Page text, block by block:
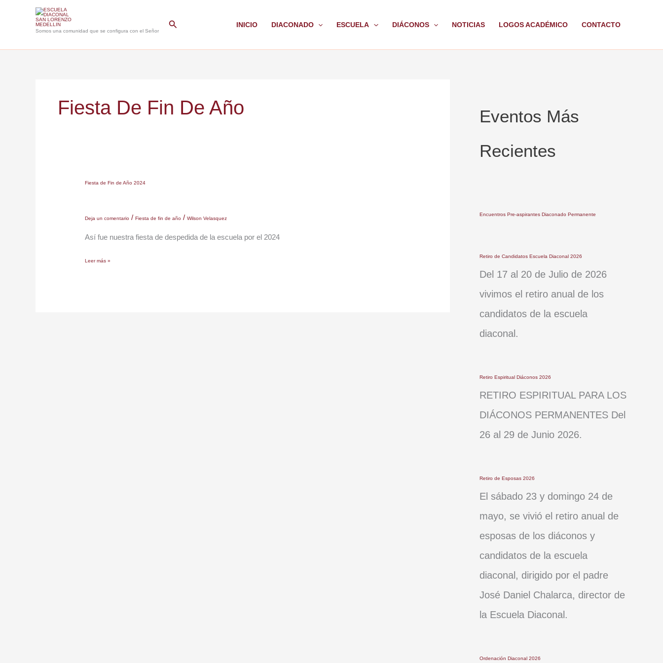
Somos una comunidad que se configura con el Señor
Buscar INICIO DIACONADO ESCUELA DIÁCONOS NOTICIAS LOGOS ACADÉMICO CONTACTO
Fiesta De Fin De Año
Fiesta de Fin de Año 2024
Deja un comentario /Fiesta de fin de año /Wilson Velasquez
Así fue nuestra fiesta de despedida de la escuela por el 2024
Fiesta
de
2024
Leer más »
Eventos Más
Recientes
Encuentros Pre-aspirantes Diaconado Permanente
Retiro de Candidatos Escuela Diaconal 2026
Del 17 al 20 de Julio de 2026
vivimos el retiro anual de los
candidatos de la escuela
diaconal.
Retiro Espiritual Diáconos 2026
RETIRO ESPIRITUAL PARA LOS
DIÁCONOS PERMANENTES Del
26 al 29 de Junio 2026.
Retiro de Esposas 2026
El sábado 23 y domingo 24 de
mayo, se vivió el retiro anual de
esposas de los diáconos y
candidatos de la escuela
diaconal, dirigido por el padre
José Daniel Chalarca, director de
la Escuela Diaconal.
Ordenación Diaconal 2026